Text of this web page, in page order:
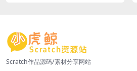
Scratch作品源码/素材分享网站